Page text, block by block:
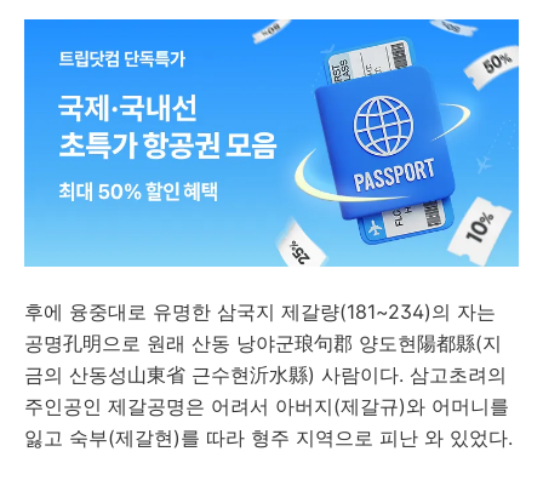
후에 융중대로 유명한 삼국지 제갈량(181~234)의 자는
공명孔明으로 원래 산동 낭야군琅句郡 양도현陽都縣(지
금의 산동성山東省 근수현沂水縣) 사람이다. 삼고초려의
주인공인 제갈공명은 어려서 아버지(제갈규)와 어머니를
잃고 숙부(제갈현)를 따라 형주 지역으로 피난 와 있었다.